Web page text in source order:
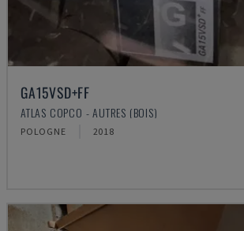
GA15VSD+FF
ATLAS COPCO - AUTRES (BOIS)
POLOGNE 2018